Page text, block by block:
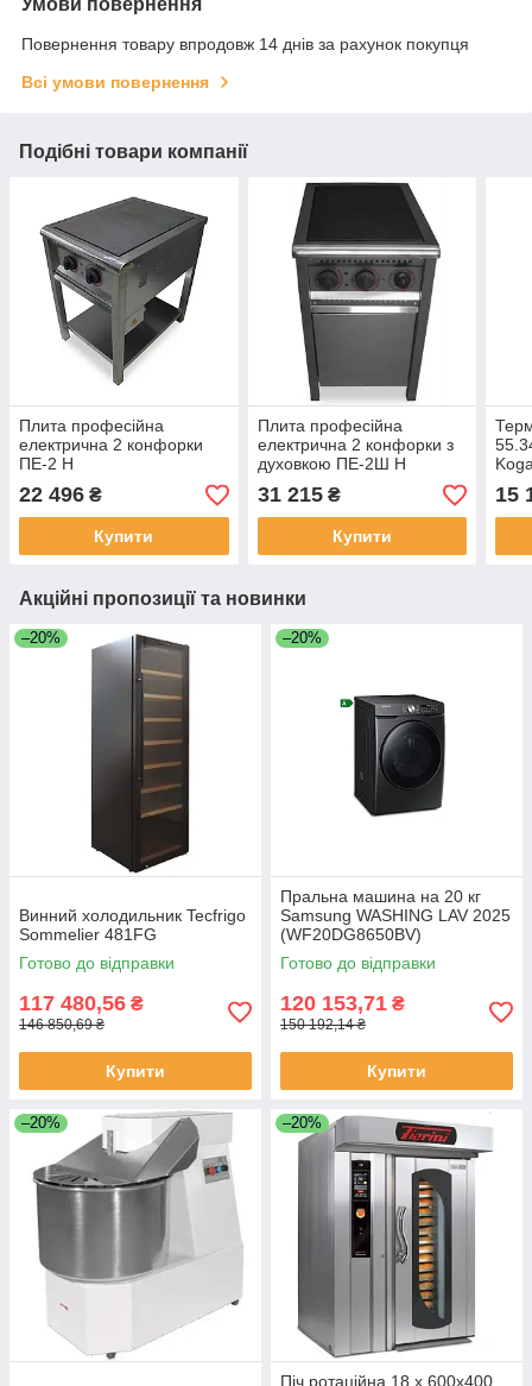
Повернення товару впродовж 14 днів за рахунок покупця
Всі умови повернення
Подібні товари компанії
Плита професійна
електрична 2 конфорки
ПЕ-2 Н
22 496 ₴
Купити
Плита професійна
електрична 2 конфорки з
духовкою ПЕ-2Ш Н
31 215₴
Купити
15
Акційні пропозиції та новинки
–20%
Винний холодильник Tecfrigo
Sommelier 481FG
Готово до відправки
117 480,56 ₴
146 850,69 ₴
Купити
–20%
Пральна машина на 20 кг
Samsung WASHING LAV 2025
(WF20DG8650BV)
Готово до відправки
120 153,71 ₴
150 192,14 ₴
Купити
–20% –20%
Піч ротаційна 18 х 600х400